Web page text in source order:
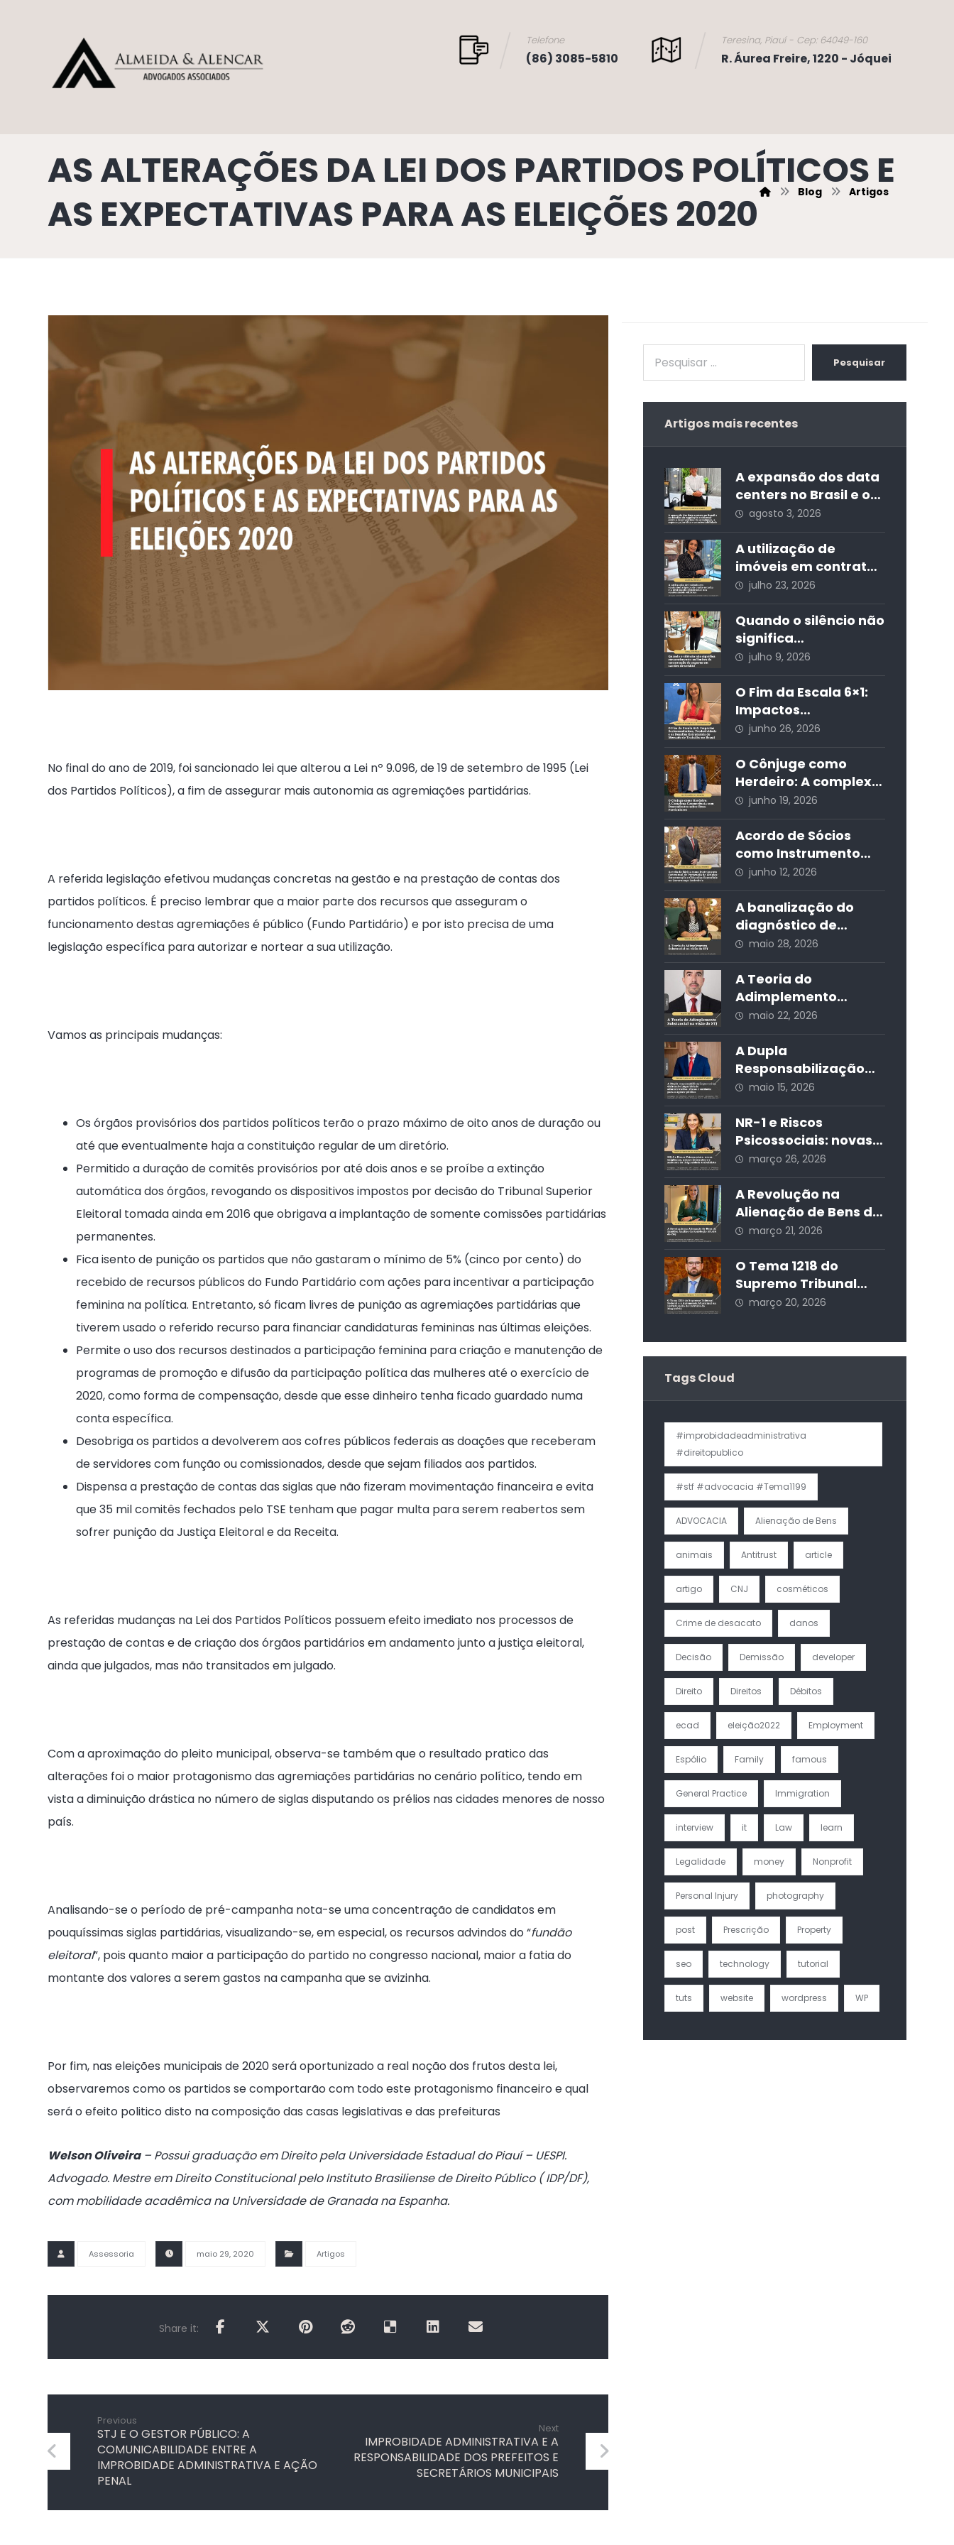
Teresina, Piauí - Cep: 64049-160
R. Áurea Freire, 1220 - Jóquei
Telefone
(86) 3085-5810
AS ALTERAÇÕES DA LEI DOS PARTIDOS POLÍTICOS E
AS EXPECTATIVAS PARA AS ELEIÇÕES 2020
Blog Artigos
No final do ano de 2019, foi sancionado lei que alterou a Lei nº 9.096, de 19 de setembro de 1995 (Lei
dos Partidos Políticos), a fim de assegurar mais autonomia as agremiações partidárias.
A referida legislação efetivou mudanças concretas na gestão e na prestação de contas dos
partidos políticos. É preciso lembrar que a maior parte dos recursos que asseguram o
funcionamento destas agremiações é público (Fundo Partidário) e por isto precisa de uma
legislação específica para autorizar e nortear a sua utilização.
Vamos as principais mudanças:
Os órgãos provisórios dos partidos políticos terão o prazo máximo de oito anos de duração ou
até que eventualmente haja a constituição regular de um diretório.
Permitido a duração de comitês provisórios por até dois anos e se proíbe a extinção
automática dos órgãos, revogando os dispositivos impostos por decisão do Tribunal Superior
Eleitoral tomada ainda em 2016 que obrigava a implantação de somente comissões partidárias
permanentes.
Fica isento de punição os partidos que não gastaram o mínimo de 5% (cinco por cento) do
recebido de recursos públicos do Fundo Partidário com ações para incentivar a participação
feminina na política. Entretanto, só ficam livres de punição as agremiações partidárias que
tiverem usado o referido recurso para financiar candidaturas femininas nas últimas eleições.
Permite o uso dos recursos destinados a participação feminina para criação e manutenção de
programas de promoção e difusão da participação política das mulheres até o exercício de
2020, como forma de compensação, desde que esse dinheiro tenha ficado guardado numa
conta específica.
Desobriga os partidos a devolverem aos cofres públicos federais as doações que receberam
de servidores com função ou comissionados, desde que sejam filiados aos partidos.
Dispensa a prestação de contas das siglas que não fizeram movimentação financeira e evita
que 35 mil comitês fechados pelo TSE tenham que pagar multa para serem reabertos sem
sofrer punição da Justiça Eleitoral e da Receita.
As referidas mudanças na Lei dos Partidos Políticos possuem efeito imediato nos processos de
prestação de contas e de criação dos órgãos partidários em andamento junto a justiça eleitoral,
ainda que julgados, mas não transitados em julgado.
Com a aproximação do pleito municipal, observa-se também que o resultado pratico das
alterações foi o maior protagonismo das agremiações partidárias no cenário político, tendo em
vista a diminuição drástica no número de siglas disputando os prélios nas cidades menores de nosso
país.
Analisando-se o período de pré-campanha nota-se uma concentração de candidatos em
pouquíssimas siglas partidárias, visualizando-se, em especial, os recursos advindos do “fundão
eleitoral”, pois quanto maior a participação do partido no congresso nacional, maior a fatia do
montante dos valores a serem gastos na campanha que se avizinha.
Por fim, nas eleições municipais de 2020 será oportunizado a real noção dos frutos desta lei,
observaremos como os partidos se comportarão com todo este protagonismo financeiro e qual
será o efeito politico disto na composição das casas legislativas e das prefeituras
Welson Oliveira– Possui graduação em Direito pela Universidade Estadual do Piauí – UESPI.
Advogado. Mestre em Direito Constitucional pelo Instituto Brasiliense de Direito Público ( IDP/DF),
com mobilidade acadêmica na Universidade de Granada na Espanha.
Assessoria maio 29, 2020 Artigos
Previous
STJ E O GESTOR PÚBLICO: A
COMUNICABILIDADE ENTRE A
IMPROBIDADE ADMINISTRATIVA E AÇÃO
PENAL
Next
IMPROBIDADE ADMINISTRATIVA E A
RESPONSABILIDADE DOS PREFEITOS E
SECRETÁRIOS MUNICIPAIS
Pesquisar
Artigos mais recentes
A expansão dos data
centers no Brasil e os
desafios da
regulação ambiental:
entre o
desenvolvimento
econômico, a
segurança jurídica e
a sustentabilidade
agosto 3, 2026
A utilização de
imóveis em contratos
atípicos de curta
estadia e a
destinação
residencial nos
condomínios edilícios
julho 23, 2026
Quando o silêncio não
significa
consentimento: os
limites da
contratação de
seguros em cartões
de crédito
julho 9, 2026
O Fim da Escala 6×1:
Impactos
Socioeconômicos,
Produtividade e os
Desafios Estruturais
do Mercado de
Trabalho no Brasil
junho 26, 2026
O Cônjuge como
Herdeiro: A complexa
concorrência com
descendentes sobre
bens particulares
junho 19, 2026
Acordo de Sócios
como Instrumento
Contratual de
Prevenção de Litígios:
Estruturação e
Cláusulas Essenciais
na Governança
Societária
junho 12, 2026
A banalização do
diagnóstico de
autismo nas redes
sociais e seus
impactos jurídicos e
sociais
maio 28, 2026
A Teoria do
Adimplemento
Substancial na visão
do STJ
maio 22, 2026
A Dupla
Responsabilização
por Crime Eleitoral e
Improbidade
Administrativa:
Riscos e Cuidados
para o Agente
Público
maio 15, 2026
NR-1 e Riscos
Psicossociais: novas
exigências, prazos
iminentes e o
aumento da
litigiosidade
trabalhista
março 26, 2026
A Revolução na
Alienação de Bens do
Espólio: Análise da
Resolução 571/24 do
CNJ
março 21, 2026
O Tema 1218 do
Supremo Tribunal
Federal e a
Carreira do
março 20, 2026
Tags Cloud
#improbidadeadministrativa
#direitopublico
#stf #advocacia #Tema1199
ADVOCACIA Alienação de Bens
animais Antitrust article
artigo CNJ cosméticos
Crime de desacato danos
Decisão Demissão developer
Direito Direitos Débitos
ecad eleição2022 Employment
Espólio Family famous
General Practice Immigration
interview it Law learn
Legalidade money Nonprofit
Personal Injury photography
post Prescrição Property
seo technology tutorial
tuts website wordpress WP